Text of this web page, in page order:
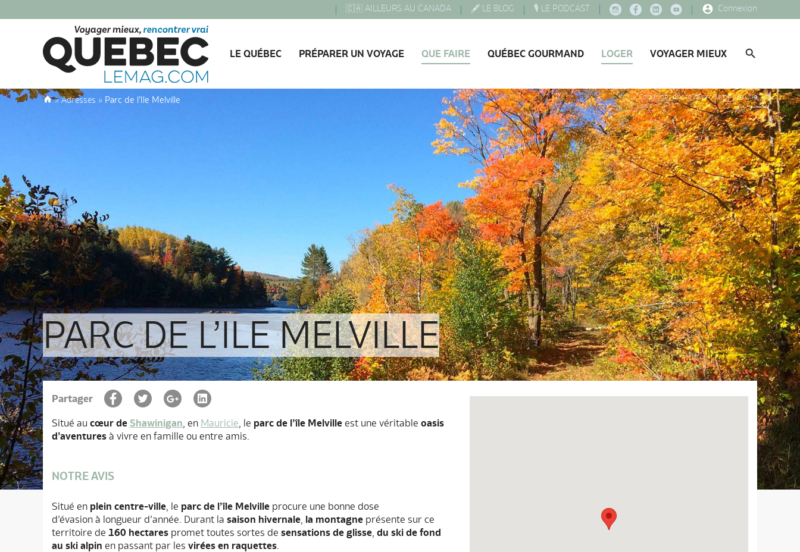
🇨🇦 AILLEURS AU CANADA 🖋️ LE BLOG 🎙️ LE PODCAST Connexion
LE QUÉBEC PRÉPARER UN VOYAGE QUE FAIRE QUÉBEC GOURMAND LOGER VOYAGER MIEUX
»Adresses » Parc de l’Ile Melville
PARC DE L’ILE MELVILLE
Copyright photo : Parc Île de Melville
Partager
Situé au cœur de Shawinigan, en Mauricie, le parc de l’île Melville est une véritable oasis
d’aventures à vivre en famille ou entre amis.
NOTRE AVIS
Situé en plein centre-ville, le parc de l’île Melville procure une bonne dose
d’évasion à longueur d’année. Durant la saison hivernale, la montagne présente sur ce
territoire de 160 hectares promet toutes sortes de sensations de glisse, du ski de fond
au ski alpin en passant par les virées en raquettes.